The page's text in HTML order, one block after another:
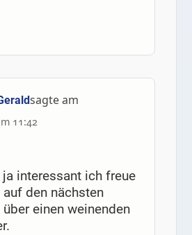
sagte am
11:42
interessant ich freue
den nächsten
einen weinenden